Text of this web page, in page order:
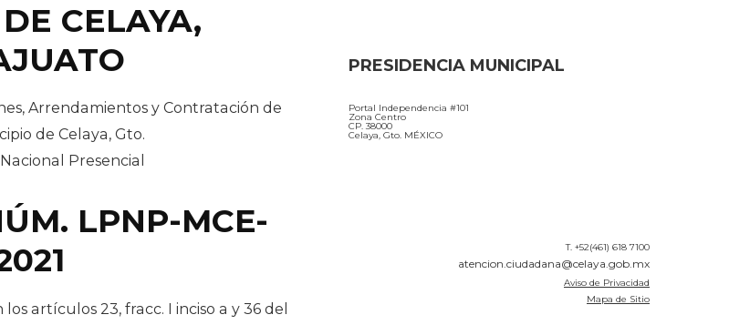
CELAYA,
Arrendamientos y Contratación de
de Celaya, Gto.
Presencial
LPNP-MCE-
artículos 23, fracc. I inciso a y 36 del
PRESIDENCIA MUNICIPAL
Portal Independencia #101
Zona Centro
CP. 38000
Celaya, Gto. MÉXICO
T. +52(461) 618 7100
atencion.ciudadana@celaya.gob.mx
Aviso de Privacidad
Mapa de Sitio